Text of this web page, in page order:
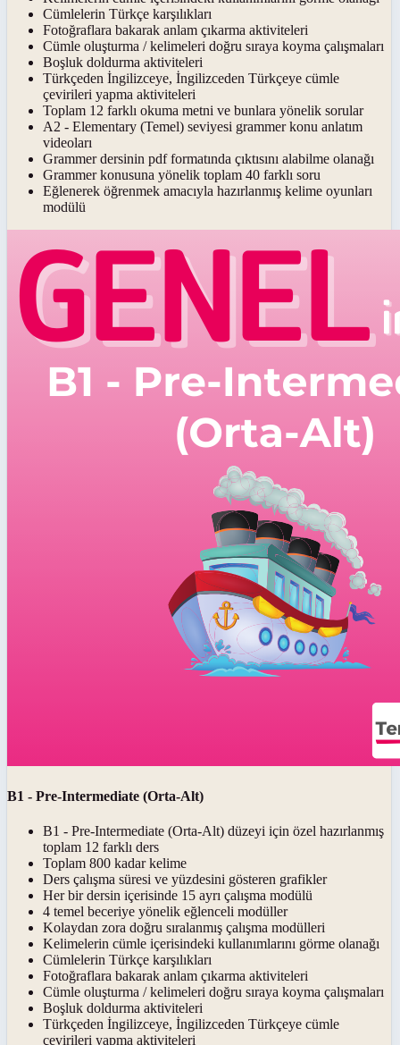
Cümlelerin Türkçe karşılıkları
Fotoğraflara bakarak anlam çıkarma aktiviteleri
Cümle oluşturma / kelimeleri doğru sıraya koyma çalışmaları
Boşluk doldurma aktiviteleri
Türkçeden İngilizceye, İngilizceden Türkçeye cümle
çevirileri yapma aktiviteleri
Toplam 12 farklı okuma metni ve bunlara yönelik sorular
A2 - Elementary (Temel) seviyesi grammer konu anlatım
videoları
Grammer dersinin pdf formatında çıktısını alabilme olanağı
Grammer konusuna yönelik toplam 40 farklı soru
Eğlenerek öğrenmek amacıyla hazırlanmış kelime oyunları
modülü
B1 - Pre-Intermediate (Orta-Alt)
B1 - Pre-Intermediate (Orta-Alt) düzeyi için özel hazırlanmış
toplam 12 farklı ders
Toplam 800 kadar kelime
Ders çalışma süresi ve yüzdesini gösteren grafikler
Her bir dersin içerisinde 15 ayrı çalışma modülü
4 temel beceriye yönelik eğlenceli modüller
Kolaydan zora doğru sıralanmış çalışma modülleri
Kelimelerin cümle içerisindeki kullanımlarını görme olanağı
Cümlelerin Türkçe karşılıkları
Fotoğraflara bakarak anlam çıkarma aktiviteleri
Cümle oluşturma / kelimeleri doğru sıraya koyma çalışmaları
Boşluk doldurma aktiviteleri
Türkçeden İngilizceye, İngilizceden Türkçeye cümle
çevirileri yapma aktiviteleri